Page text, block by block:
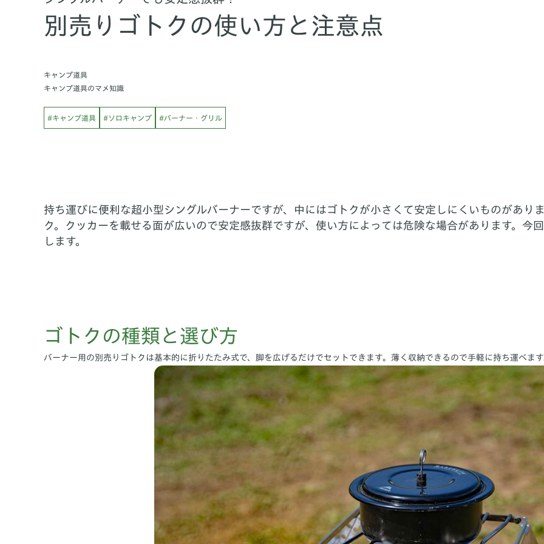
別売りゴトクの使い方と注意点
キャンプ道具
キャンプ道具のマメ知識
#キャンプ道具 #ソロキャンプ #バーナー・グリル
持ち運びに便利な超小型シングルバーナーですが、中にはゴトクが小さくて安定しにくいものがあり
ク。クッカーを載せる面が広いので安定感抜群ですが、使い方によっては危険な場合があります。今
します。
ゴトクの種類と選び方
バーナー用の別売りゴトクは基本的に折りたたみ式で、脚を広げるだけでセットできます。薄く収納できるので手軽に持ち運べま